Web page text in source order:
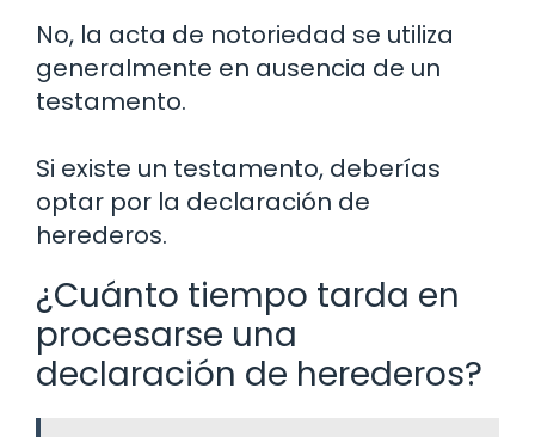
No, la acta de notoriedad se utiliza
generalmente en ausencia de un
testamento.
Si existe un testamento, deberías
optar por la declaración de
herederos.
¿Cuánto tiempo tarda en
procesarse una
declaración de herederos?